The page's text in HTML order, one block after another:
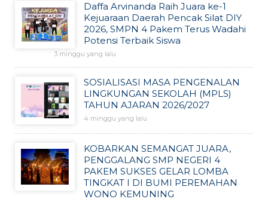
Daffa Arvinanda Raih Juara ke-1
Kejuaraan Daerah Pencak Silat DIY
2026, SMPN 4 Pakem Terus Wadahi
Potensi Terbaik Siswa
3 minggu yang lalu
SOSIALISASI MASA PENGENALAN
LINGKUNGAN SEKOLAH (MPLS)
TAHUN AJARAN 2026/2027
4 minggu yang lalu
KOBARKAN SEMANGAT JUARA,
PENGGALANG SMP NEGERI 4
PAKEM SUKSES GELAR LOMBA
TINGKAT I DI BUMI PEREMAHAN
WONO KEMUNING